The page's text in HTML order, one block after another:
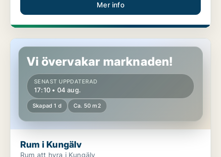
Mer info
Rum i Kungälv
Vi övervakar marknaden!
SENAST UPPDATERAD
17:10 • 04 aug.
Skapad 1 d Ca. 50 m2
Rum i Kungälv
Rum att hyra i Kungälv